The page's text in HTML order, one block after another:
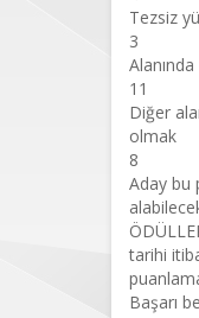
Tezsiz
3
11
Diğer
olmak
8
Aday bu
tarihi
Başarı